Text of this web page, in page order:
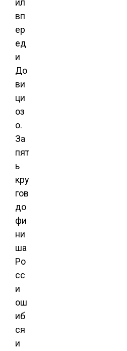
ил
вп
ер
ед
и
До
ви
ци
оз
о.
За
пят
ь
кру
гов
до
фи
ни
ша
Ро
сс
и
ош
иб
ся
и